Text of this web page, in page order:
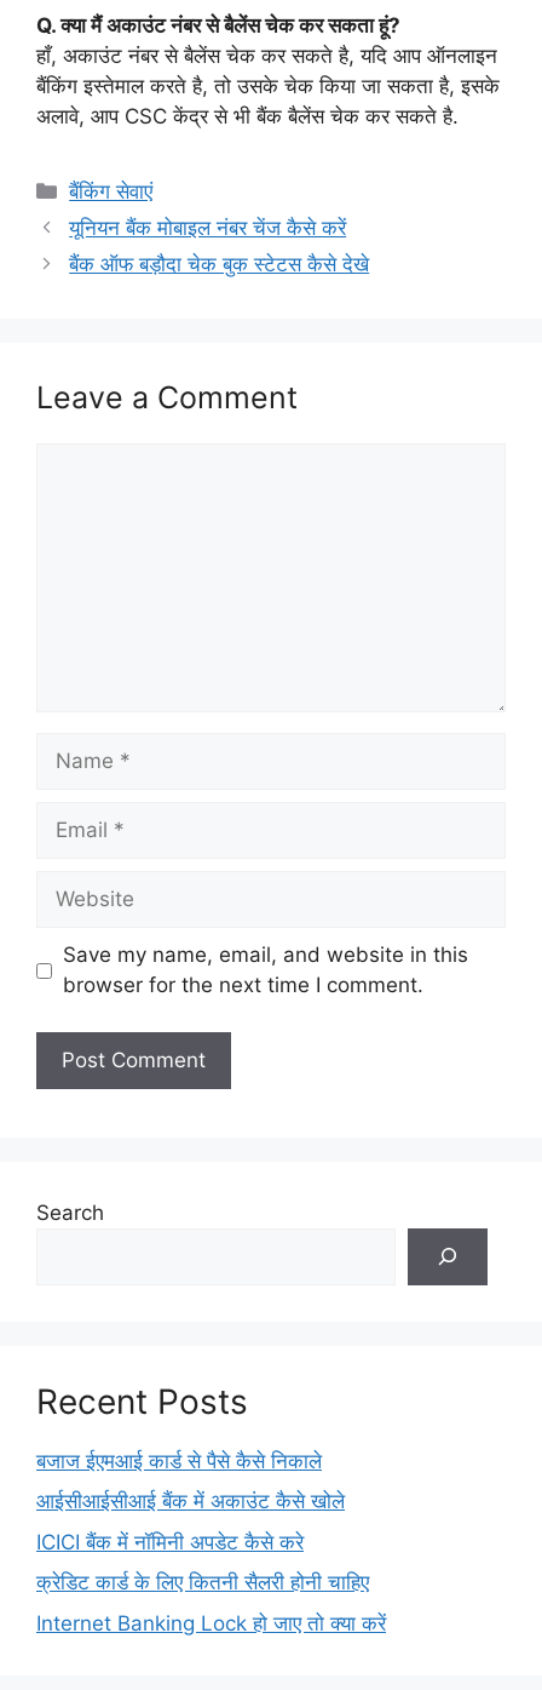
Q. क्या मैं अकाउंट नंबर से बैलेंस चेक कर सकता हूं?
हाँ, अकाउंट नंबर से बैलेंस चेक कर सकते है, यदि आप ऑनलाइन
बैंकिंग इस्तेमाल करते है, तो उसके चेक किया जा सकता है, इसके
अलावे, आप CSC केंद्र से भी बैंक बैलेंस चेक कर सकते है.
Categories
बैंकिंग सेवाएं
यूनियन बैंक मोबाइल नंबर चेंज कैसे करें
बैंक ऑफ बड़ौदा चेक बुक स्टेटस कैसे देखे
Leave a Comment
Name
Email
Website
Save my name, email, and website in this
browser for the next time I comment.
Search
Recent Posts
बजाज ईएमआई कार्ड से पैसे कैसे निकाले
आईसीआईसीआई बैंक में अकाउंट कैसे खोले
ICICI बैंक में नॉमिनी अपडेट कैसे करे
क्रेडिट कार्ड के लिए कितनी सैलरी होनी चाहिए
Internet Banking Lock हो जाए तो क्या करें